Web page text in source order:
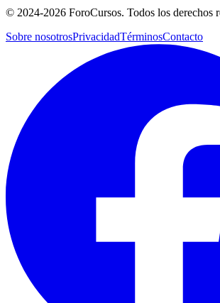
© 2024-2026 ForoCursos. Todos los derechos
Sobre nosotrosPrivacidadTérminosContacto